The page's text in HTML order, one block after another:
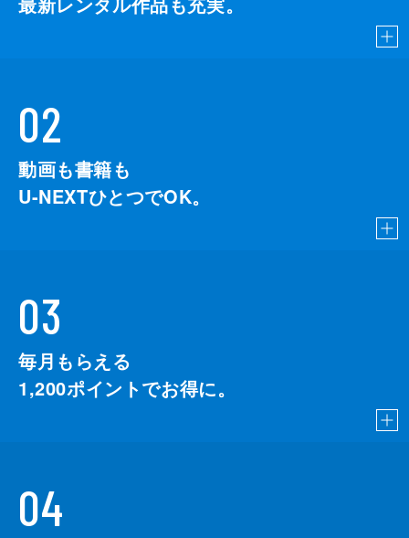
02
動画も書籍も
U-NEXTひとつでOK。
03
毎月もらえる
1,200ポイントでお得に。
04